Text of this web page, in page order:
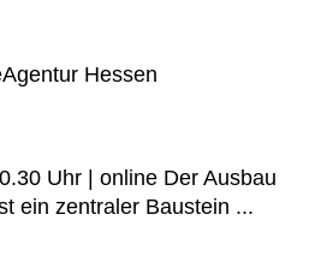
Hessen
Uhr | online Der Ausbau
ein zentraler Baustein ...